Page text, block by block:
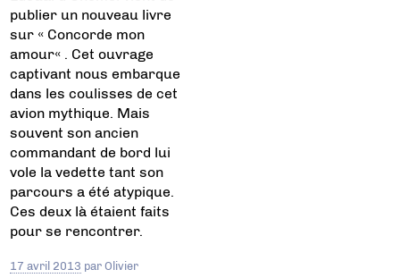
publier un nouveau livre
sur « Concorde mon
amour« . Cet ouvrage
captivant nous embarque
dans les coulisses de cet
avion mythique. Mais
souvent son ancien
commandant de bord lui
vole la vedette tant son
parcours a été atypique.
Ces deux là étaient faits
pour se rencontrer.
17 avril 2013 parOlivier